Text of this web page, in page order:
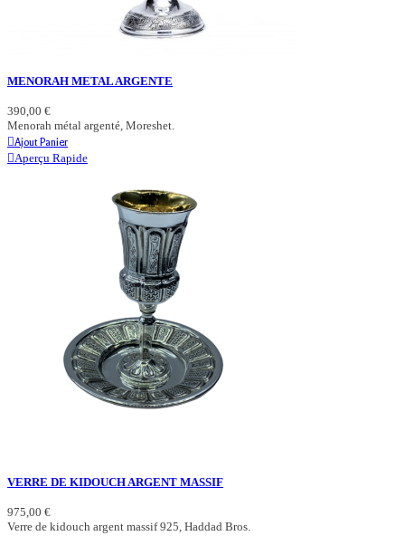
MENORAH METAL ARGENTE
390,00 €
Menorah métal argenté, Moreshet.
Ajout Panier
Aperçu Rapide
VERRE DE KIDOUCH ARGENT MASSIF
975,00 €
Verre de kidouch argent massif 925, Haddad Bros.